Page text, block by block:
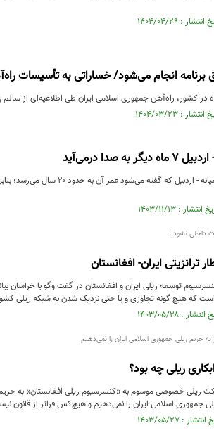
برنامه انجام می‌شود/ خساراتی به تأسیسات
کشور، راه‌آهن جمهوری اسلامی ایران طی اطلاعیه‌ای از
صدا درمی‌آید
داخلی نشود!
ترانزیتی ایران- افغانستان
توسعه ریلی ایران و افغانستان در گفت وگو با خراسان
که هیچ گونه تجاوزی و یا حتی نزدیک شدن به شبکه ریلی
به حریم ریلی جمهوری اسلامی ایران را نمی‌دهیم
ریلی چه بود؟
ریلی خصوصی موسوم به «کنسرسیوم ریلی افغانستان» به حریم
جمهوری اسلامی ایران را نمی‌دهیم و هیچ‌کس فراتر از قانون